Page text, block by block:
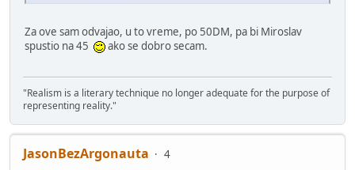
Za ove sam odvajao, u to vreme, po 50DM, pa bi Miroslav
spustio na 45
ako se dobro secam.
"Realism is a literary technique no longer adequate for the purpose of
representing reality."
JasonBezArgonauta
4